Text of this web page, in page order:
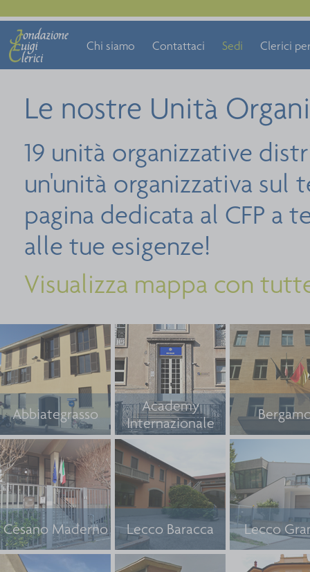
Chi siamo Contattaci Sedi Clerici
Le nostre Unità
19 unità organizzative
un'unità organizzativa
pagina dedicata al CFP a
alle tue esigenze!
Visualizza mappa con
Abbiategrasso
Academy
Internazionale
Cesano Maderno Lecco Baracca Lecco